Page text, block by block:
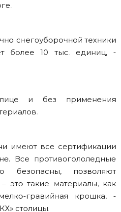
снегоуборочной техники
более 10 тыс. единиц, -
и без применения
имеют все сертификации
Все противогололедные
безопасны, позволяют
это такие материалы, как
гравийная крошка, -
столицы.